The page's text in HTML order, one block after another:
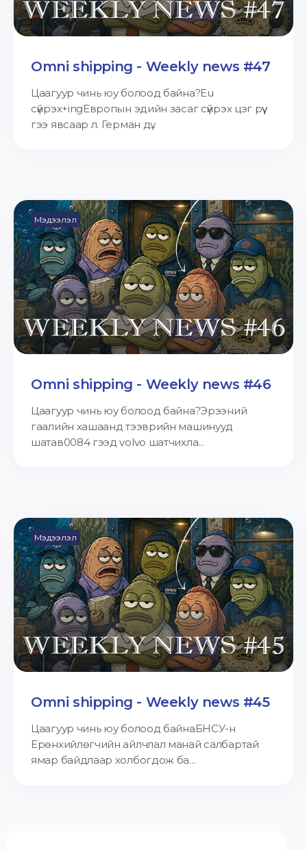
Omni shipping - Weekly news #47
Цаагуур чинь юу болоод байна?Eu
сүйрэх+ingЕвропын эдийн засаг сүйрэх цэг рүү
гээ явсаар л. Герман дү...
Мэдээлэл
Omni shipping - Weekly news #46
Цаагуур чинь юу болоод байна?Эрээний
гаалийн хашаанд тээврийн машинууд
шатав0084 гээд volvo шатчихла...
Мэдээлэл
Omni shipping - Weekly news #45
Цаагуур чинь юу болоод байнаБНСУ-н
Ерөнхийлөгчийн айлчлал манай салбартай
ямар байдлаар холбогдож ба...